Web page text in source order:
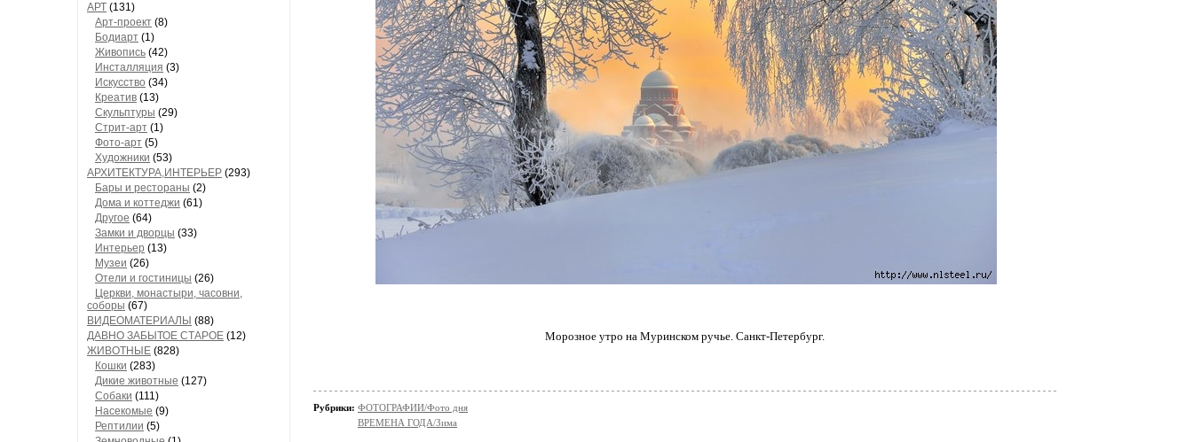
АРТ (131)
Арт-проект (8)
Бодиарт (1)
Живопись (42)
Инсталляция (3)
Искусство (34)
Креатив (13)
Скульптуры (29)
Стрит-арт (1)
Фото-арт (5)
Художники (53)
АРХИТЕКТУРА,ИНТЕРЬЕР (293)
Бары и рестораны (2)
Дома и коттеджи (61)
Другое (64)
Замки и дворцы (33)
Интерьер (13)
Музеи (26)
Отели и гостиницы (26)
Церкви, монастыри, часовни,
соборы (67)
ВИДЕОМАТЕРИАЛЫ (88)
ДАВНО ЗАБЫТОЕ СТАРОЕ (12)
ЖИВОТНЫЕ (828)
Кошки (283)
Дикие животные (127)
Собаки (111)
Насекомые (9)
Рептилии (5)
Морозное утро на Муринском ручье. Санкт-Петербург.
Рубрики: ФОТОГРАФИИ/Фото дня
ВРЕМЕНА ГОДА/Зима